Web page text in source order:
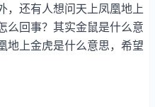
，还有人想问天上凤凰地上
么回事？其实金鼠是什么意
地上金虎是什么意思，希望